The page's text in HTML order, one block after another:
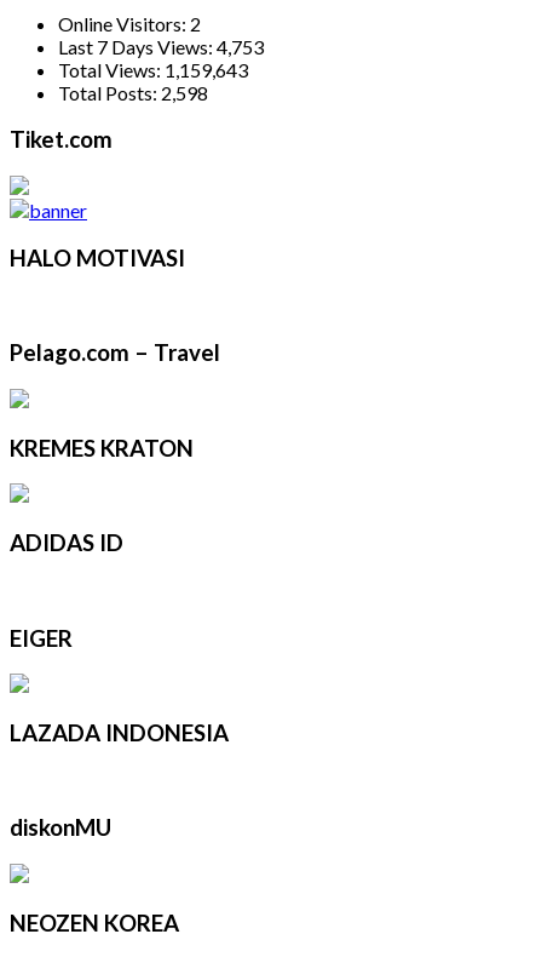
Online Visitors: 2
Last 7 Days Views: 4,753
Total Views: 1,159,643
Total Posts: 2,598
Tiket.com
HALO MOTIVASI
Pelago.com – Travel
KREMES KRATON
ADIDAS ID
EIGER
LAZADA INDONESIA
diskonMU
NEOZEN KOREA